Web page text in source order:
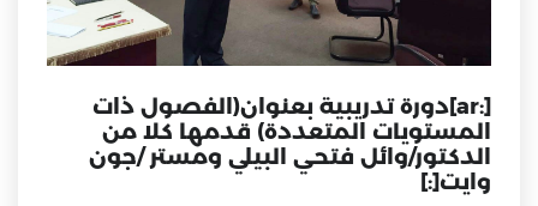
[:ar]دورة تدريبية بعنوان(الفصول ذات
المستويات المتعددة) قدمها كلا من
الدكتور/وائل فتحي البيلي ومستر /جون
وايت[:]